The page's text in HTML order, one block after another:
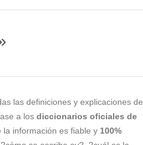
las definiciones y explicaciones de
a los diccionarios oficiales de
la información es fiable y 100%